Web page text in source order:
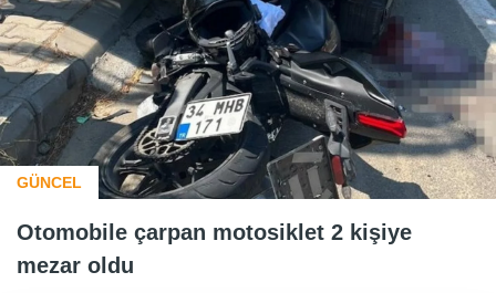
GÜNCEL
Otomobile çarpan motosiklet 2 kişiye
mezar oldu